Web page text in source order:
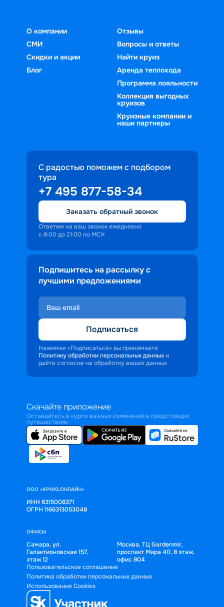
О компании
СМИ
Скидки и акции
Блог
Отзывы
Вопросы и ответы
Найти круиз
Аренда теплохода
Программа лояльности
Коллекция выгодных
круизов
Круизные компании и
наши партнеры
С радостью поможем с подбором
тура
+7 495 877-58-34
Заказать обратный звонок
Ответим на ваш звонок ежедневно
с 8:00 до 21:00 по МСК
Подпишитесь на рассылку с
лучшими предложениями
Подписаться
Нажимая «Подписаться» вы принимаете
Политику обработки персональных данных и
даёте согласие на обработку ваших данных
Скачайте приложение
Оставайтесь в курсе важных изменений в предстоящих
путешествиях
ООО «КРУИЗ.ОНЛАЙН»
ИНН 6315008371
ОГРН 1166313053048
ОФИСЫ
Самара, ул.
Галактионовская 157,
этаж 12
Москва, ТЦ Gardenmir,
проспект Мира 40, 8 этаж,
офис 804
Пользовательское соглашение
Политика обработки персональных данных
Использование Cookies